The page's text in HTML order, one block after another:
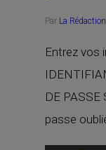
Par La Rédaction
Entrez vos
DE
passe